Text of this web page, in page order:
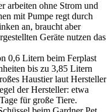
arbeiten ohne Strom und
mit Pumpe regt durch
an, braucht aber
Geräte nutzen das
0,6 Litern beim Ferplast
bis zu 3,85 Litern
Haustier laut Hersteller
der Hersteller: etwa
für große Tiere.